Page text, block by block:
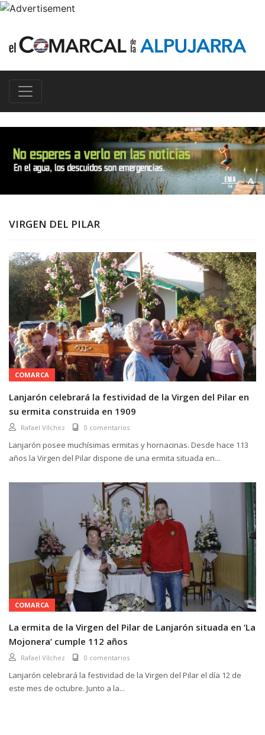
VIRGEN DEL PILAR
COMARCA
Lanjarón celebrará la festividad de la Virgen del Pilar en
su ermita construida en 1909
Rafael Vílchez 0 comentarios
Lanjarón posee muchísimas ermitas y hornacinas. Desde hace 113
años la Virgen del Pilar dispone de una ermita situada en...
COMARCA
La ermita de la Virgen del Pilar de Lanjarón situada en ‘La
Mojonera’ cumple 112 años
Rafael Vílchez 0 comentarios
Lanjarón celebrará la festividad de la Virgen del Pilar el día 12 de
este mes de octubre. Junto a la...